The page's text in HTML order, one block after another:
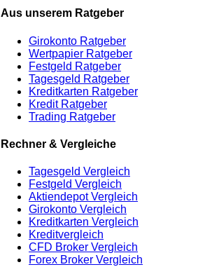
Aus unserem Ratgeber
Girokonto Ratgeber
Wertpapier Ratgeber
Festgeld Ratgeber
Tagesgeld Ratgeber
Kreditkarten Ratgeber
Kredit Ratgeber
Trading Ratgeber
Rechner & Vergleiche
Tagesgeld Vergleich
Festgeld Vergleich
Aktiendepot Vergleich
Girokonto Vergleich
Kreditkarten Vergleich
Kreditvergleich
CFD Broker Vergleich
Forex Broker Vergleich